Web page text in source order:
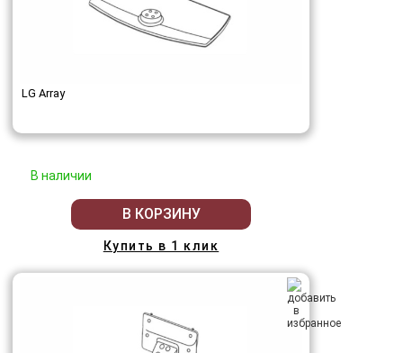
LG Array
В наличии
В КОРЗИНУ
Купить в 1 клик